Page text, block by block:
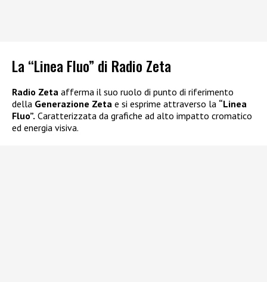
La “Linea Fluo” di Radio Zeta
Radio Zeta afferma il suo ruolo di punto di riferimento
della Generazione Zeta e si esprime attraverso la “Linea
Fluo”. Caratterizzata da grafiche ad alto impatto cromatico
ed energia visiva.